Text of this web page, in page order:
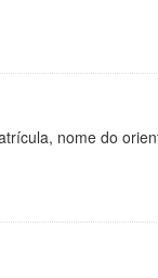
nome do